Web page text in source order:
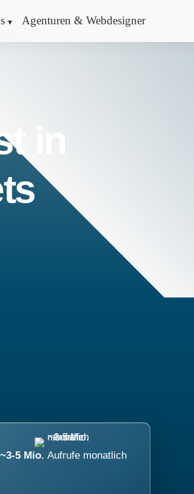
Agenturen & Webdesigner
in
~3-5 Mio.Aufrufe monatlich